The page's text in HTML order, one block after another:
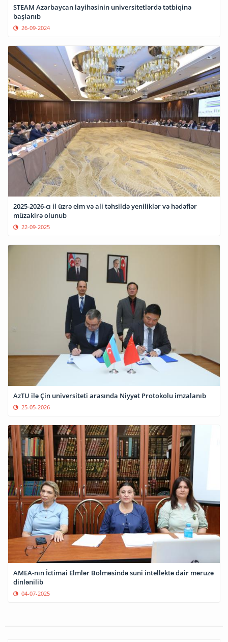
STEAM Azərbaycan layihəsinin universitetlərdə tətbiqinə
başlanıb
26-09-2024
2025-2026-cı il üzrə elm və ali təhsildə yeniliklər və hədəflər
müzakirə olunub
22-09-2025
AzTU ilə Çin universiteti arasında Niyyət Protokolu imzalanıb
25-05-2026
AMEA-nın İctimai Elmlər Bölməsində süni intellektə dair məruzə
dinlənilib
04-07-2025